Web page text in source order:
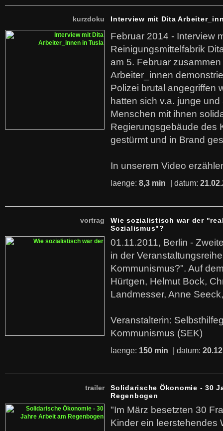
kurzdoku Interview mit Dita
Februar 2014 - Interview
Reinigungsmittelfabrik
am 5. Februar
Arbeiter_innen
Polizei brutal angegriffen
hatten sich v.a. junge
Menschen mit ihnen
Regierungsgebäude des
gestürmt und in Brand
In unserem Video
laenge: 8,3 min | datum:
vortrag
Wie sozialistisch war der
Sozialismus"?
01.11.2011, Berlin -
in der
Kommunismus?". Auf
Hürtgen, Helmut Bock,
Landmesser, Anne
Veranstalterin:
Kommunismus (SEK)
laenge: 150 min | datum:
trailer
Solidarische Ökonomie - 30
Regenbogen
"Im März besetzten 30
Kinder ein leerstehendes